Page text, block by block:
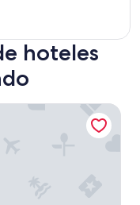
hoteles
Parks